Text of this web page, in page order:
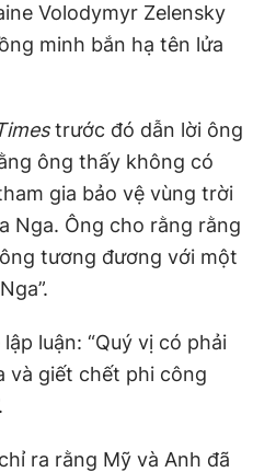
Liên hệ quảng cáo
0908 780 404
Hải Thành
Dũng
Hưng
- BTTTT cấp ngày 24.3.2020
về Báo Thanh Niên. Cấm sao
không có sự chấp thuận bằng văn
Volodymyr Zelensky
minh bắn hạ tên lửa
trước đó dẫn lời ông
ông thấy không có
gia bảo vệ vùng trời
Nga. Ông cho rằng rằng
tương đương với một
luận: “Quý vị có phải
và giết chết phi công
ra rằng Mỹ và Anh đã